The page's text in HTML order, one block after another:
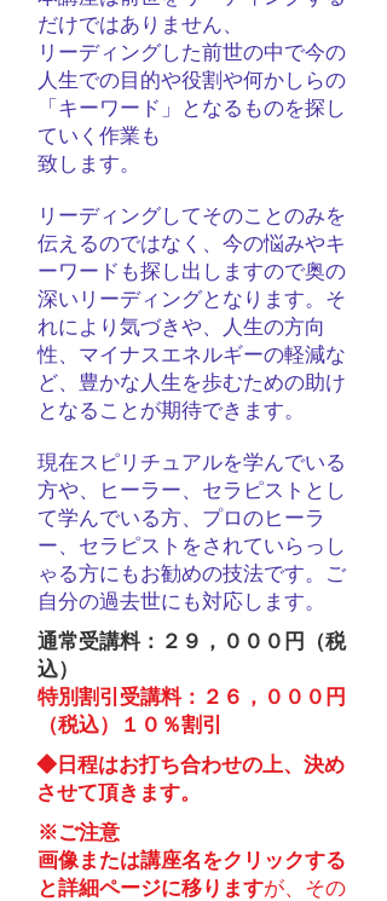
だけではありません、
リーディングした前世の中で今の
人生での目的や役割や何かしらの
「キーワード」となるものを探し
ていく作業も
致します。
リーディングしてそのことのみを
伝えるのではなく、今の悩みやキ
ーワードも探し出しますので奥の
深いリーディングとなります。そ
れにより気づきや、人生の方向
性、マイナスエネルギーの軽減な
ど、豊かな人生を歩むための助け
となることが期待できます。
現在スピリチュアルを学んでいる
方や、ヒーラー、セラピストとし
て学んでいる方、プロのヒーラ
ー、セラピストをされていらっし
ゃる方にもお勧めの技法です。ご
自分の過去世にも対応します。
通常受講料：２９，０００円（税
込）
特別割引受講料：２６，０００円
（税込）１０％割引
​◆日程はお打ち合わせの上、決め
させて頂きます。
※ご注意
画像または講座名をクリックする
と詳細ページに移りますが、​その